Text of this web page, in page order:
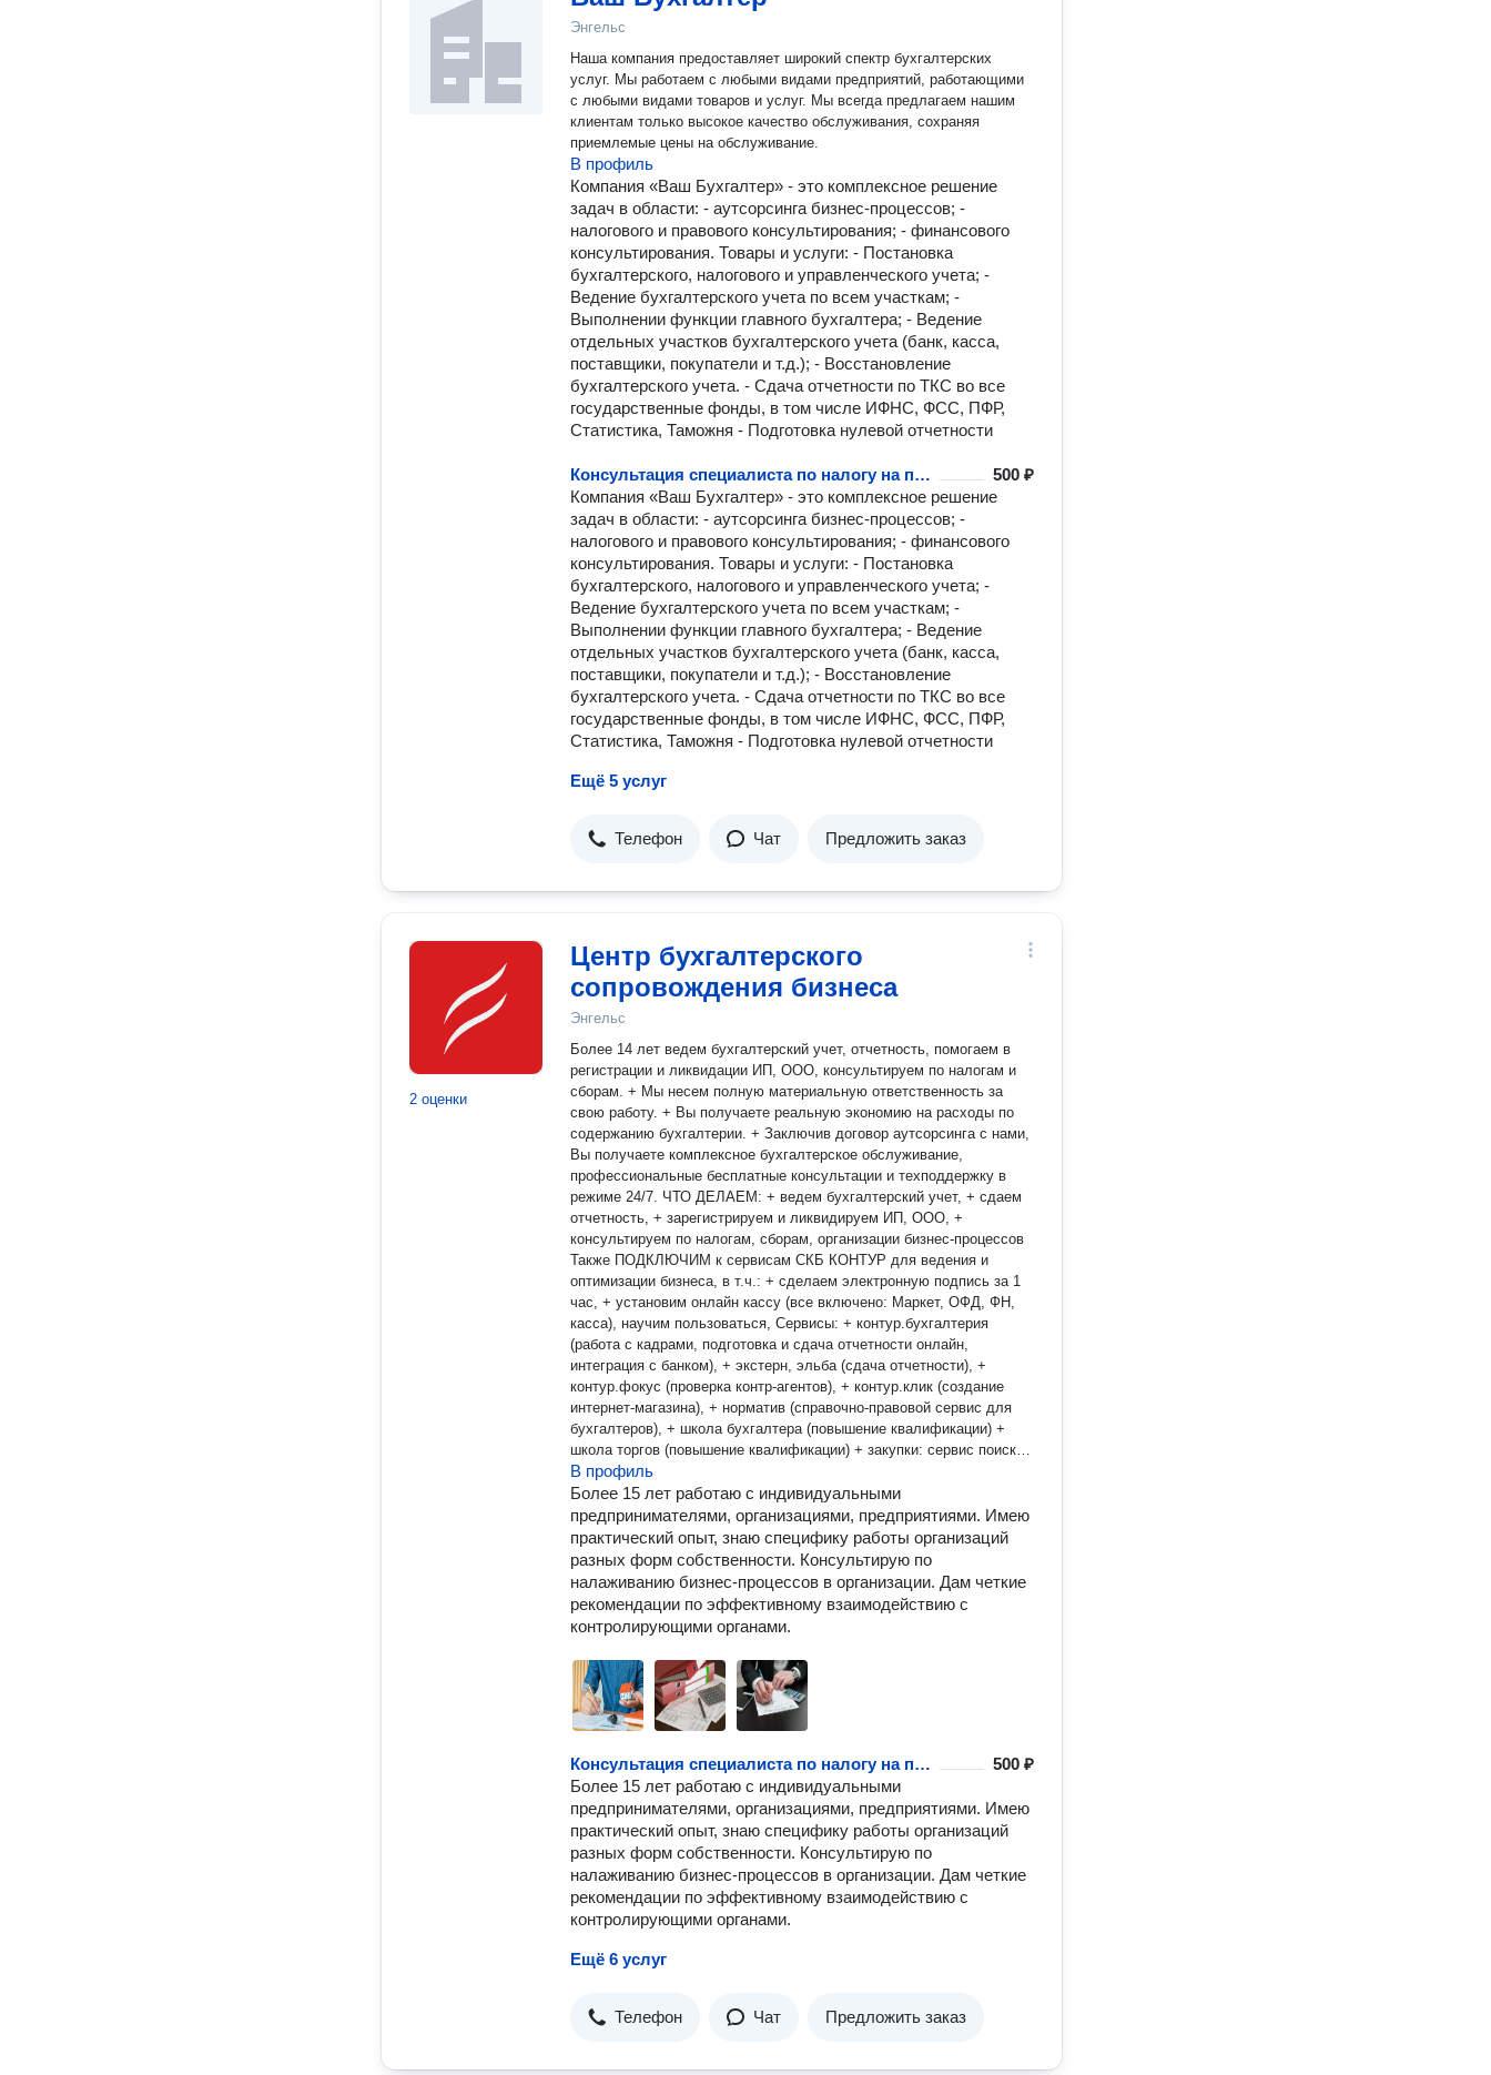
Энгельс
Наша компания предоставляет широкий спектр бухгалтерских
услуг. Мы работаем с любыми видами предприятий, работающими
с любыми видами товаров и услуг. Мы всегда предлагаем нашим
клиентам только высокое качество обслуживания, сохраняя
приемлемые цены на обслуживание.
В профиль
Компания «Ваш Бухгалтер» - это комплексное решение
задач в области: - аутсорсинга бизнес-процессов; -
налогового и правового консультирования; - финансового
консультирования. Товары и услуги: - Постановка
бухгалтерского, налогового и управленческого учета; -
Ведение бухгалтерского учета по всем участкам; -
Выполнении функции главного бухгалтера; - Ведение
отдельных участков бухгалтерского учета (банк, касса,
поставщики, покупатели и т.д.); - Восстановление
бухгалтерского учета. - Сдача отчетности по ТКС во все
государственные фонды, в том числе ИФНС, ФСС, ПФР,
Статистика, Таможня - Подготовка нулевой отчетности
Консультация специалиста по налогу на прибыль
500 ₽
Компания «Ваш Бухгалтер» - это комплексное решение
задач в области: - аутсорсинга бизнес-процессов; -
налогового и правового консультирования; - финансового
консультирования. Товары и услуги: - Постановка
бухгалтерского, налогового и управленческого учета; -
Ведение бухгалтерского учета по всем участкам; -
Выполнении функции главного бухгалтера; - Ведение
отдельных участков бухгалтерского учета (банк, касса,
поставщики, покупатели и т.д.); - Восстановление
бухгалтерского учета. - Сдача отчетности по ТКС во все
государственные фонды, в том числе ИФНС, ФСС, ПФР,
Статистика, Таможня - Подготовка нулевой отчетности
Ещё 5 услуг
Телефон Чат Предложить заказ
2 оценки
Центр бухгалтерского
сопровождения бизнеса
Энгельс
Более 14 лет ведем бухгалтерский учет, отчетность, помогаем в
регистрации и ликвидации ИП, ООО, консультируем по налогам и
сборам. + Мы несем полную материальную ответственность за
свою работу. + Вы получаете реальную экономию на расходы по
содержанию бухгалтерии. + Заключив договор аутсорсинга с нами,
Вы получаете комплексное бухгалтерское обслуживание,
профессиональные бесплатные консультации и техподдержку в
режиме 24/7. ЧТО ДЕЛАЕМ: + ведем бухгалтерский учет, + сдаем
отчетность, + зарегистрируем и ликвидируем ИП, ООО, +
консультируем по налогам, сборам, организации бизнес-процессов
Также ПОДКЛЮЧИМ к сервисам СКБ КОНТУР для ведения и
оптимизации бизнеса, в т.ч.: + сделаем электронную подпись за 1
час, + установим онлайн кассу (все включено: Маркет, ОФД, ФН,
касса), научим пользоваться, Сервисы: + контур.бухгалтерия
(работа с кадрами, подготовка и сдача отчетности онлайн,
интеграция с банком), + экстерн, эльба (сдача отчетности), +
контур.фокус (проверка контр-агентов), + контур.клик (создание
интернет-магазина), + норматив (справочно-правовой сервис для
бухгалтеров), + школа бухгалтера (повышение квалификации) +
школа торгов (повышение квалификации) + закупки: сервис поиска,
аккредитация на площадках, участие в торгах + диадок
(электронный документооборот)
В профиль
Более 15 лет работаю с индивидуальными
предпринимателями, организациями, предприятиями. Имею
практический опыт, знаю специфику работы организаций
разных форм собственности. Консультирую по
налаживанию бизнес-процессов в организации. Дам четкие
рекомендации по эффективному взаимодействию с
контролирующими органами.
Консультация специалиста по налогу на прибыль
500 ₽
Более 15 лет работаю с индивидуальными
предпринимателями, организациями, предприятиями. Имею
практический опыт, знаю специфику работы организаций
разных форм собственности. Консультирую по
налаживанию бизнес-процессов в организации. Дам четкие
рекомендации по эффективному взаимодействию с
контролирующими органами.
Ещё 6 услуг
Телефон Чат Предложить заказ